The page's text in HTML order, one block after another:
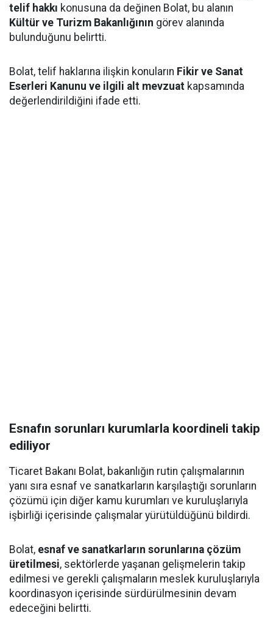
telif hakkı konusuna da değinen Bolat, bu alanın
Kültür ve Turizm Bakanlığının görev alanında
bulunduğunu belirtti.
Bolat, telif haklarına ilişkin konuların Fikir ve Sanat
Eserleri Kanunu ve ilgili alt mevzuat kapsamında
değerlendirildiğini ifade etti.
Esnafın sorunları kurumlarla koordineli takip
ediliyor
Ticaret Bakanı Bolat, bakanlığın rutin çalışmalarının
yanı sıra esnaf ve sanatkarların karşılaştığı sorunların
çözümü için diğer kamu kurumları ve kuruluşlarıyla
işbirliği içerisinde çalışmalar yürütüldüğünü bildirdi.
Bolat, esnaf ve sanatkarların sorunlarına çözüm
üretilmesi, sektörlerde yaşanan gelişmelerin takip
edilmesi ve gerekli çalışmaların meslek kuruluşlarıyla
koordinasyon içerisinde sürdürülmesinin devam
edeceğini belirtti.